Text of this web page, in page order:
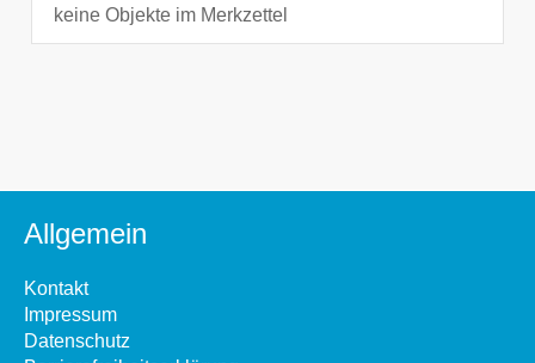
keine Objekte im Merkzettel
Allgemein
Kontakt
Impressum
Datenschutz